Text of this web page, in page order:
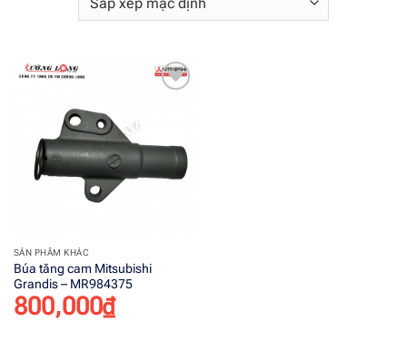
wishlist
SẢN PHẨM KHÁC
Búa tăng cam Mitsubishi
Grandis – MR984375
800,000₫